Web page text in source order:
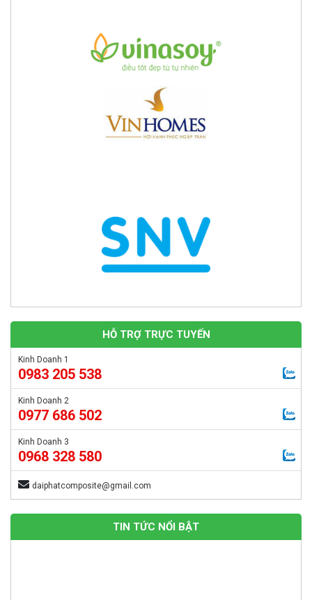
HỖ TRỢ TRỰC TUYẾN
Kinh Doanh 1
0983 205 538
Kinh Doanh 2
0977 686 502
Kinh Doanh 3
0968 328 580
daiphatcomposite@gmail.com
TIN TỨC NỔI BẬT